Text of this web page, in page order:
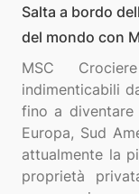
Salta a bordo
del mondo con
MSC
indimenticabili
fino a diventare
Europa, Sud
attualmente la
proprietà